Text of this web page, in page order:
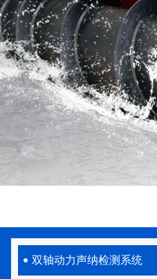
双轴动力声纳检测系统